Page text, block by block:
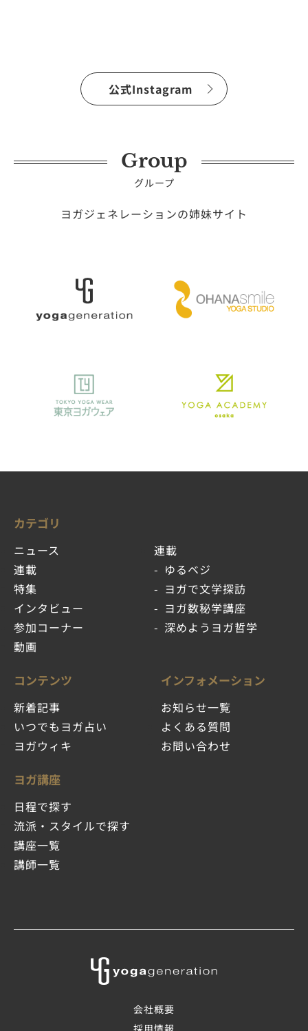
公式Instagram
Group
グループ
ヨガジェネレーションの姉妹サイト
カテゴリ
ニュース
連載
特集
インタビュー
参加コーナー
動画
連載
ゆるベジ
ヨガで文学探訪
ヨガ数秘学講座
深めようヨガ哲学
コンテンツ
新着記事
いつでもヨガ占い
ヨガウィキ
ヨガ講座
日程で探す
流派・スタイルで探す
講座一覧
講師一覧
インフォメーション
お知らせ一覧
よくある質問
お問い合わせ
会社概要
採用情報